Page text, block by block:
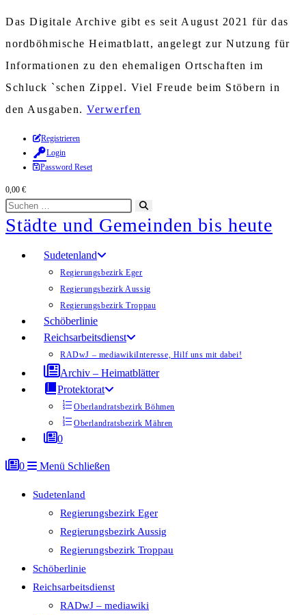
Das Digitale Archive gibt es seit August 2021 für das
nordböhmische Heimatblatt, angelegt zur Nutzung für
Informationen zu den ehemaligen Ortschaften im
Schluck `schen Zippel. Viel Freude beim Stöbern in
den Ausgaben. Verwerfen
Zum
Inhalt
springen
Registrieren
Login
Password Reset
0,00 €
Diese
Website
durchsuchen
starten
Städte und Gemeinden bis heute
Sudetenland
Regierungsbezirk Eger
Regierungsbezirk Aussig
Regierungsbezirk Troppau
Schöberlinie
Reichsarbeitsdienst
RADwJ – mediawikiInteresse, Hilf uns mit dabei!
Archiv – Heimatblätter
Protektorat
Oberlandratsbezirk Böhmen
Oberlandratsbezirk Mähren
0
0 Menü Schließen
Sudetenland
Regierungsbezirk Eger
Regierungsbezirk Aussig
Regierungsbezirk Troppau
Schöberlinie
Reichsarbeitsdienst
RADwJ – mediawiki